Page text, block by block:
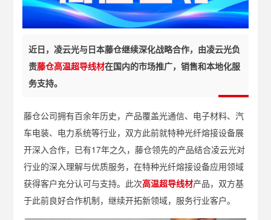
近日，凌云光与日本藤仓继续深化战略合作，由凌云光负
责藤仓高温超导线材在国内的市场推广，销售和本地化服
务支持。
藤仓公司拥有百余年历史， 产品覆盖光通信、电子材料、汽
车电装、电力系统等行业，双方此前就特种光纤熔接设备展
开深入合作，已有17年之久，藤仓领先的产品结合凌云光对
行业的深入理解与优质服务，在特种光纤熔接设备应用领域
获得客户充分认可与支持。 此次高温超导线材产品，双方基
于此前良好合作机制，继续开拓新领域，服务行业客户。